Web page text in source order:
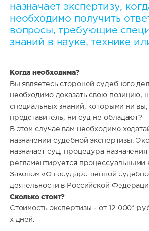
назначает экспертизу,
необходимо получить
вопросы, требующие
знаний в науке, технике
Когда необходима?
Вы являетесь стороной судебного
необходимо доказать свою позицию,
специальных знаний, которыми ни
представитель, ни суд не обладают?
В этом случае вам необходимо
назначении судебной экспертизы.
назначает суд, процедура
регламентируется процессуальными
Законом «О государственной
деятельности в Российской
Сколько стоит?
Стоимость экспертизы - от 12 000*
х дней.